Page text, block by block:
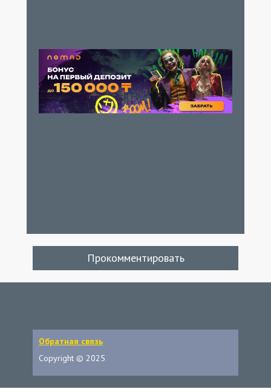
Прокомментировать
Обратная связь
Copyright © 2025